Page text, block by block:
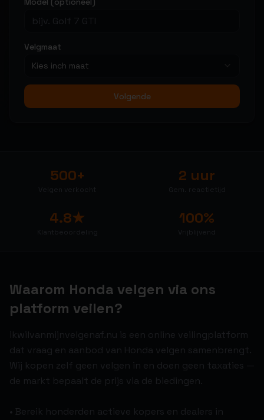
Velgmaat
Kies inch maat
Volgende
500+ 2 uur
4.8★ 100%
Waarom Honda velgen via ons
platform veilen?
ikwilvanmijnvelgenaf.nu is een online veilingplatform
dat vraag en aanbod van Honda velgen samenbrengt.
Wij kopen zelf geen velgen in en doen geen taxaties —
de markt bepaalt de prijs via de biedingen.
• Bereik honderden actieve kopers en dealers in